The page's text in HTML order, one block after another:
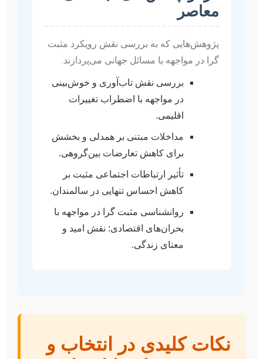
معاصر
پژوهش‌هایی که به بررسی نقش رویکرد مثبت
گرا در مواجهه با مسائل جهانی می‌پردازند.
بررسی نقش تاب‌آوری و خوش‌بینی
در مواجهه با اضطراب تغییرات
اقلیمی.
مداخلات مبتنی بر همدلی و بخشش
برای کاهش تعارضات بین‌گروهی.
تأثیر ارتباطات اجتماعی مثبت بر
کاهش احساس تنهایی در سالمندان.
روانشناسی مثبت گرا در مواجهه با
بحران‌های اقتصادی: نقش امید و
معنای زندگی.
نکات کلیدی در انتخاب و